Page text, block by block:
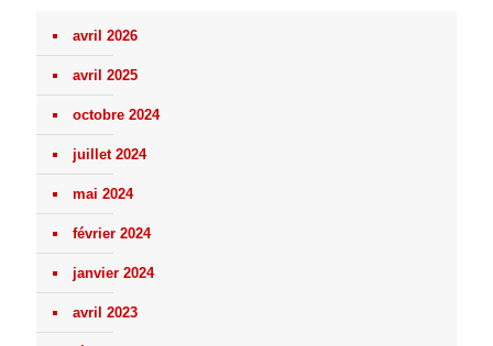
avril 2026
avril 2025
octobre 2024
juillet 2024
mai 2024
février 2024
janvier 2024
avril 2023